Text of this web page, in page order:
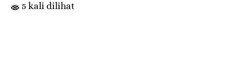
5 kali dilihat